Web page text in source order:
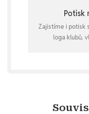
Potisk
Zajistíme i potisk
loga klubů,